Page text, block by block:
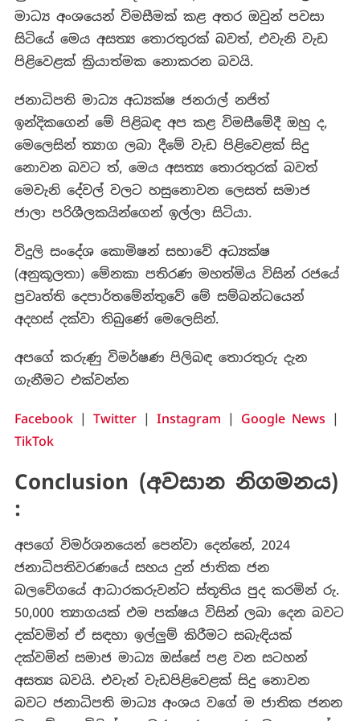
මාධ්‍ය අංශයෙන් විමසීමක් කළ අතර ඔවුන් පවසා
සිටියේ මෙය අසත්‍ය තොරතුරක් බවත්, එවැනි වැඩ
පිළිවෙළක් ක්‍රියාත්මක නොකරන බවයි.
ජනාධිපති මාධ්‍ය අධ්‍යක්ෂ ජනරාල් නජිත්
ඉන්දිකගෙන් මේ පිළිබඳ අප කළ විමසීමේදී ඔහු ද,
මෙලෙසින් ත්‍යාග ලබා දීමේ වැඩ පිළිවෙළක් සිදු
නොවන බවට ත්, මෙය අසත්‍ය තොරතුරක් බවත්
මෙවැනි දේවල් වලට හසුනොවන ලෙසත් සමාජ
ජාලා පරිශීලකයින්ගෙන් ඉල්ලා සිටියා.
විදුලි සංදේශ කොමිෂන් සභාවේ අධ්‍යක්ෂ
(අනුකූලතා) මේනකා පතිරණ මහත්මිය විසින් රජයේ
ප්‍රවෘත්ති දෙපාර්තමේන්තුවේ මේ සම්බන්ධයෙන්
අදහස් දක්වා තිබුණේ මෙලෙසින්.
අපගේ කරුණු විමර්ෂණ පිලිබඳ තොරතුරු දැන
ගැනීමට එක්වන්න
Facebook| Twitter| Instagram | Google News |
TikTok
Conclusion (අවසාන නිගමනය)
:
අපගේ විමර්ශනයෙන් පෙන්වා දෙන්නේ, 2024
ජනාධිපතිවරණයේ සහය දුන් ජාතික ජන
බලවේගයේ ආධාරකරුවන්ට ස්තූතිය පුද කරමින් රු.
50,000 ත්‍යාගයක් එම පක්ෂය විසින් ලබා දෙන බවට
දක්වමින් ඒ සඳහා ඉල්ලුම් කිරීමට සබැඳියක්
දක්වමින් සමාජ මාධ්‍ය ඔස්සේ පළ වන සටහන්
අසත්‍ය බවයි. එවැන් වැඩපිළිවෙළක් සිදු නොවන
බවට ජනාධිපති මාධ්‍ය අංශය වගේ ම ජාතික ජනන